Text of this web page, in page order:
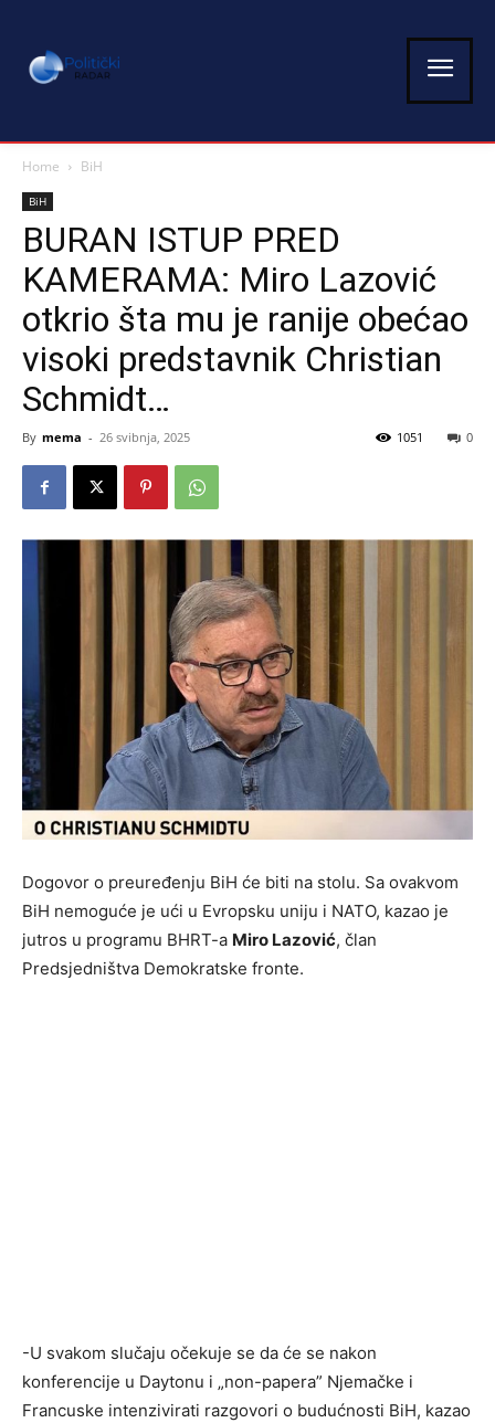
Home BiH
BiH
BURAN ISTUP PRED
KAMERAMA: Miro Lazović
otkrio šta mu je ranije obećao
visoki predstavnik Christian
Schmidt…
By mema - 26 svibnja, 2025 0
1051
Dogovor o preuređenju BiH će biti na stolu. Sa ovakvom
BiH nemoguće je ući u Evropsku uniju i NATO, kazao je
jutros u programu BHRT-a Miro Lazović, član
Predsjedništva Demokratske fronte.
-U svakom slučaju očekuje se da će se nakon
konferencije u Daytonu i „non-papera” Njemačke i
Francuske intenzivirati razgovori o budućnosti BiH, kazao